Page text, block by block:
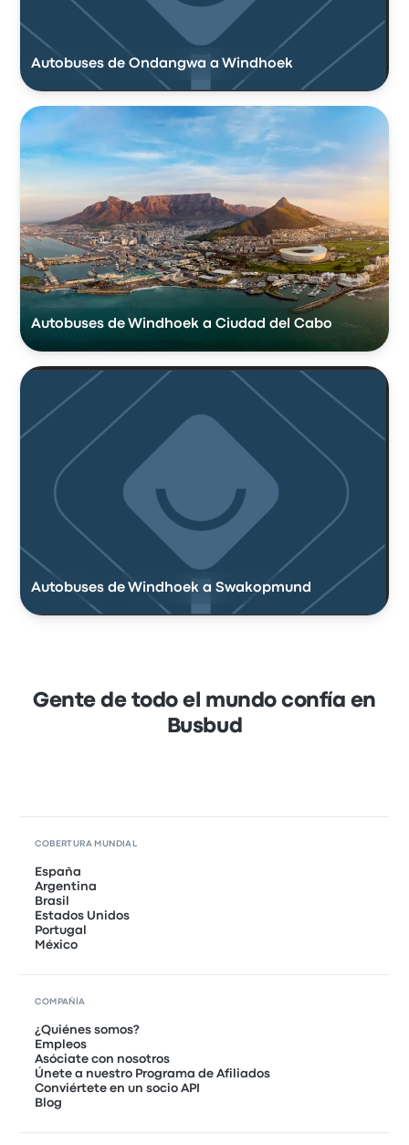
Autobuses de Ondangwa a Windhoek
Autobuses de Windhoek a Ciudad del Cabo
Autobuses de Windhoek a Swakopmund
Gente de todo el mundo confía en
Busbud
COBERTURA MUNDIAL
España
Argentina
Brasil
Estados Unidos
Portugal
México
COMPAÑÍA
¿Quiénes somos?
Empleos
Asóciate con nosotros
Únete a nuestro Programa de Afiliados
Conviértete en un socio API
Blog